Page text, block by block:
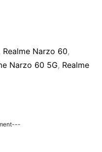
Realme Narzo 60,
Narzo 60 5G, Realme